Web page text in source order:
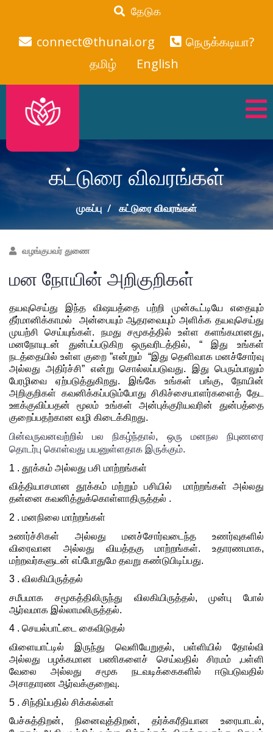
தேடுக
connect@thunai.org
நெருக்கடியா?
தமிழ்
English
கட்டுரை விவரங்கள்
முகப்பு கட்டுரை விவரங்கள்
வழங்குபவர் துணை
மன நோயின் அறிகுறிகள்
தயவுசெய்து இந்த விஷயத்தை பற்றி முன்கூட்டியே எதையும்
தீர்மானிக்காமல்  அன்பையும் ஆதரவையும் அளிக்க தயவுசெய்து
முயற்சி செய்யுங்கள். நமது சமூகத்தில் உள்ள களங்கமானது,
மனநோயுடன் துன்பப்படுகிற ஒருவரிடத்தில், “ இது உங்கள்
நடத்தையில் உள்ள குறை ”என்றும்  “இது தெளிவாக மனச்சோர்வு
அல்லது அதிர்ச்சி” என்று சொல்லப்படுவது. இது பெரும்பாலும்
பேரழிவை ஏற்படுத்துகிறது. இங்கே உங்கள் பங்கு, நோயின்
அறிகுறிகள் கவனிக்கப்படும்போது சிகிச்சையாளர்களைத் தேட
ஊக்குவிப்பதன் மூலம் உங்கள் அன்புக்குரியவரின் துன்பத்தை
குறைப்பதற்கான வழி கிடைக்கிறது.
தொடர்பு கொள்வது பயனுள்ளதாக இருக்கும்.
1 . தூக்கம் அல்லது பசி மாற்றங்கள்
வித்தியாசமான தூக்கம் மற்றும் பசியில்  மாற்றங்கள் அல்லது
தன்னை கவனித்துக்கொள்ளாதிருத்தல் .
2 . மனநிலை மாற்றங்கள்
உணர்ச்சிகள் அல்லது மனச்சோர்வடைந்த உணர்வுகளில்
விரைவான அல்லது வியத்தகு மாற்றங்கள். உதாரணமாக,
மற்றவர்களுடன் எப்போதுமே தவறு கண்டுபிடிப்பது.
3 . விலகியிருத்தல்
சமீபமாக சமூகத்திலிருந்து விலகியிருத்தல், முன்பு போல்
ஆர்வமாக இல்லாமலிருத்தல்.
4 . செயல்பாட்டை கைவிடுதல்
விளையாட்டில் இருந்து வெளியேறுதல், பள்ளியில் தோல்வி
அல்லது பழக்கமான பணிகளைச் செய்வதில் சிரமம் ,பள்ளி
வேலை அல்லது சமூக நடவடிக்கைகளில் ஈடுபடுவதில்
அசாதாரண ஆர்வக்குறைவு.
5 . சிந்திப்பதில் சிக்கல்கள்
பேச்சுத்திறன், நினைவுத்திறன், தர்க்கரீதியான உரையாடல்,